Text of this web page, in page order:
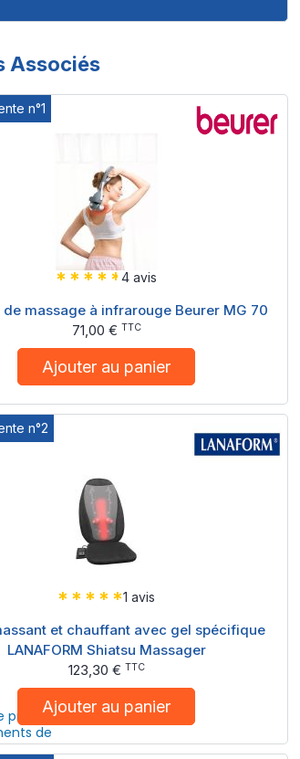
pression
de
Associés
n°1
4 avis
de massage à infrarouge Beurer MG 70
71,00 € TTC
Ajouter au panier
n°2
1 avis
et chauffant avec gel spécifique
LANAFORM Shiatsu Massager
123,30 € TTC
Ajouter au panier